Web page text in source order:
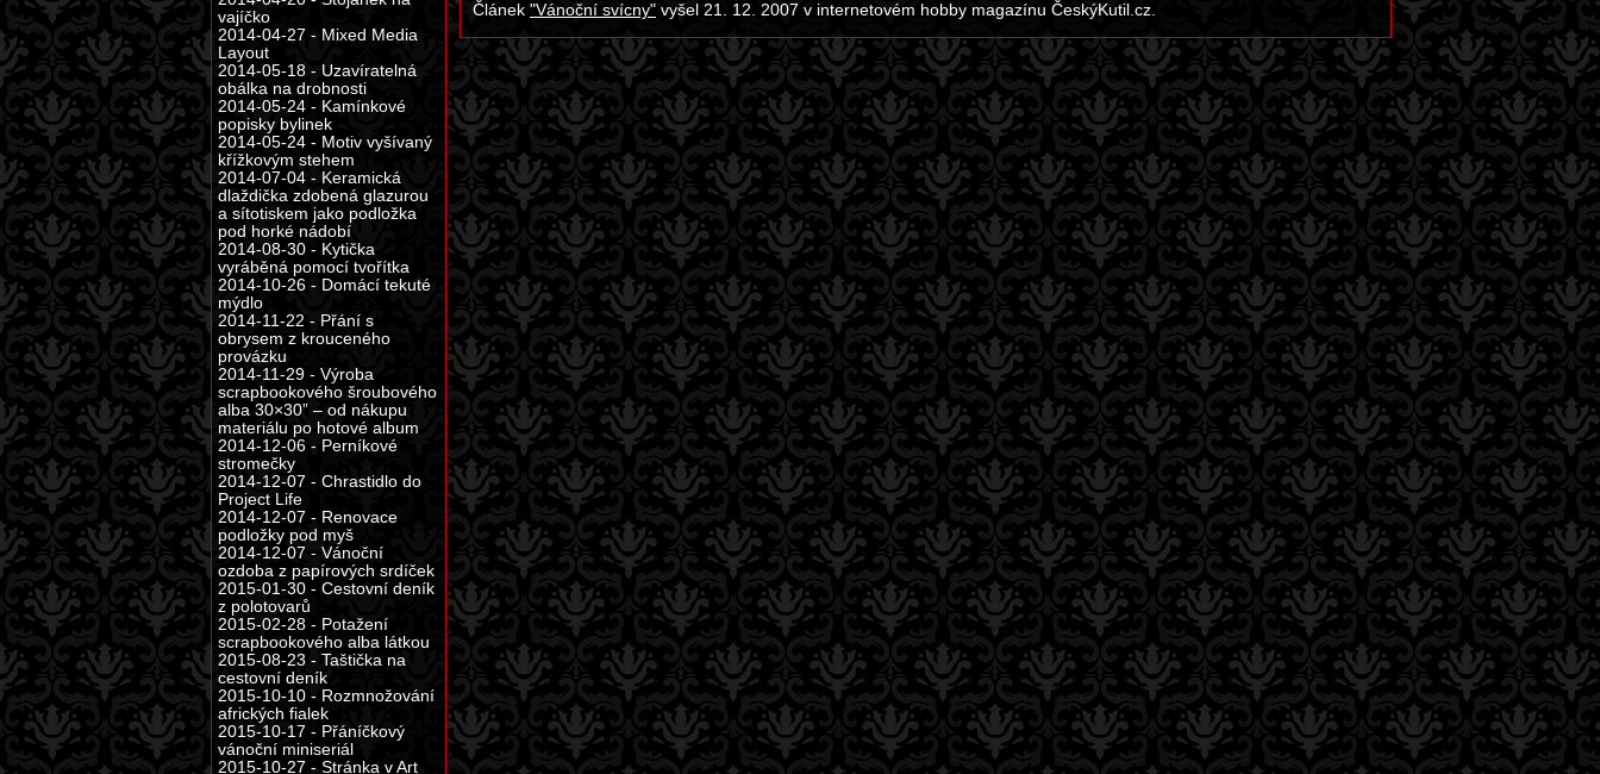
Článek "Vánoční svícny" vyšel 21. 12. 2007 v internetovém hobby magazínu ČeskýKutil.cz.
vajíčko
2014-04-27 - Mixed Media
Layout
2014-05-18 - Uzavíratelná
obálka na drobnosti
2014-05-24 - Kamínkové
popisky bylinek
2014-05-24 - Motiv vyšívaný
křížkovým stehem
2014-07-04 - Keramická
dlaždička zdobená glazurou
a sítotiskem jako podložka
pod horké nádobí
2014-08-30 - Kytička
vyráběná pomocí tvořítka
2014-10-26 - Domácí tekuté
mýdlo
2014-11-22 - Přání s
obrysem z krouceného
provázku
2014-11-29 - Výroba
scrapbookového šroubového
alba 30×30” – od nákupu
materiálu po hotové album
2014-12-06 - Perníkové
stromečky
2014-12-07 - Chrastidlo do
Project Life
2014-12-07 - Renovace
podložky pod myš
2014-12-07 - Vánoční
ozdoba z papírových srdíček
2015-01-30 - Cestovní deník
z polotovarů
2015-02-28 - Potažení
scrapbookového alba látkou
2015-08-23 - Taštička na
cestovní deník
2015-10-10 - Rozmnožování
afrických fialek
2015-10-17 - Přáníčkový
vánoční miniseriál
2015-10-27 - Stránka v Art